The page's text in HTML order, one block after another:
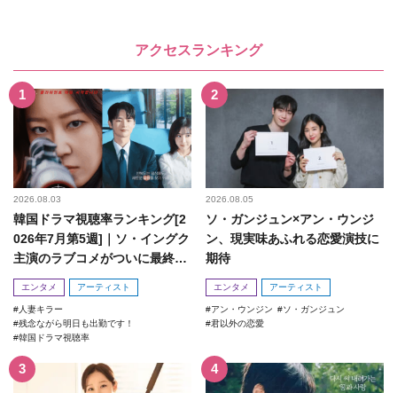
アクセスランキング
2026.08.03
韓国ドラマ視聴率ランキング[2
026年7月第5週]｜ソ・イングク
主演のラブコメがついに最終
回！
エンタメ アーティスト
人妻キラー
残念ながら明日も出勤です！
韓国ドラマ視聴率
2026.08.05
ソ・ガンジュン×アン・ウンジ
ン、現実味あふれる恋愛演技に
期待
エンタメ アーティスト
アン・ウンジン
ソ・ガンジュン
君以外の恋愛